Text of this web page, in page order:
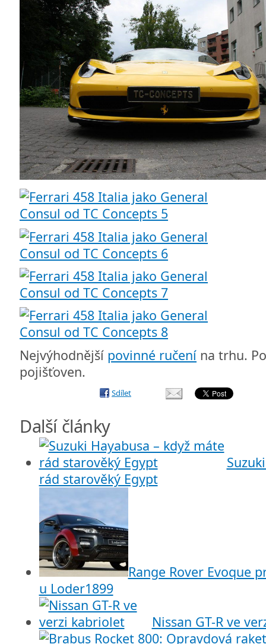
Nejvýhodnější povinné ručení na trhu.
pojišťoven.
Sdílet
Další články
rád starověký Egypt
Range Rover Evoque
u Loder1899
Nissan GT-R ve